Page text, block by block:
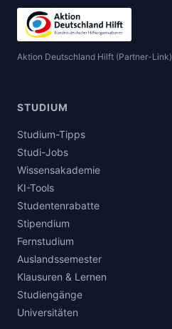
Aktion Deutschland Hilft (Partner-Link)
STUDIUM
Studium-Tipps
Studi-Jobs
Wissensakademie
KI-Tools
Studentenrabatte
Stipendium
Fernstudium
Auslandssemester
Klausuren & Lernen
Studiengänge
Universitäten